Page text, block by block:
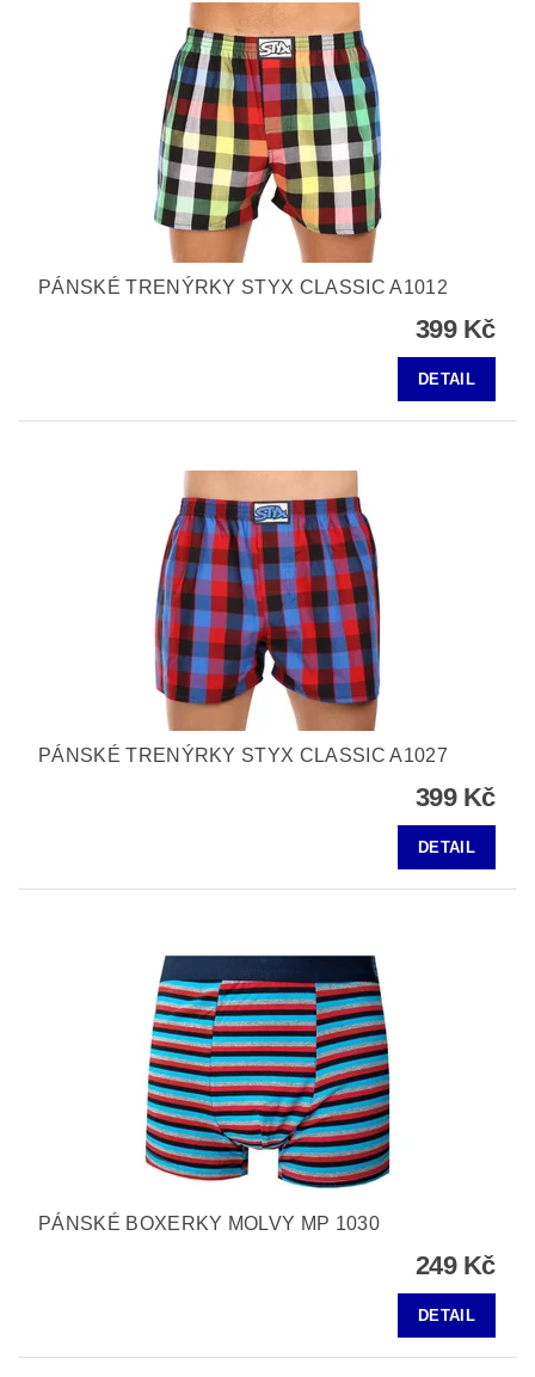
PÁNSKÉ TRENÝRKY STYX CLASSIC A1012
399 Kč
DETAIL
PÁNSKÉ TRENÝRKY STYX CLASSIC A1027
399 Kč
DETAIL
PÁNSKÉ BOXERKY MOLVY MP 1030
249 Kč
DETAIL